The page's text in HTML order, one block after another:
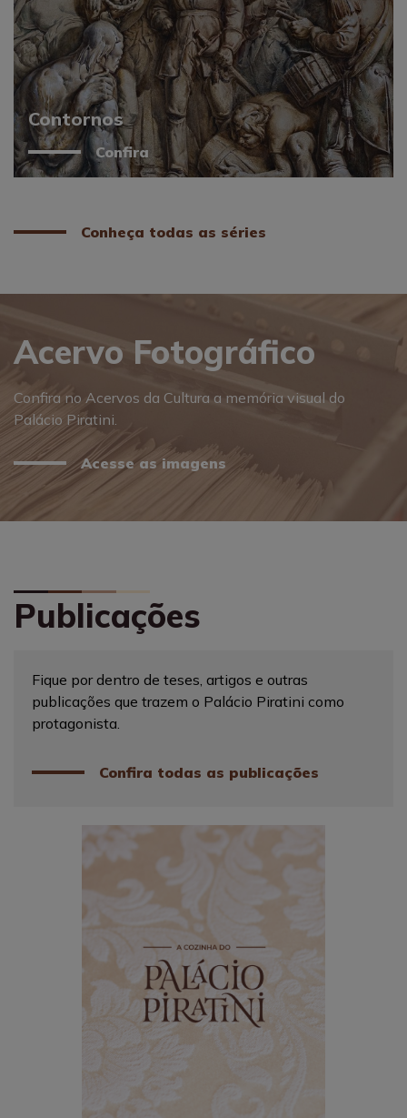
Contornos
Confira
Conheça todas as séries
Acervo Fotográfico
Confira no Acervos da Cultura a memória visual do
Palácio Piratini.
Acesse as imagens
Publicações
Fique por dentro de teses, artigos e outras
publicações que trazem o Palácio Piratini como
protagonista.
Confira todas as publicações